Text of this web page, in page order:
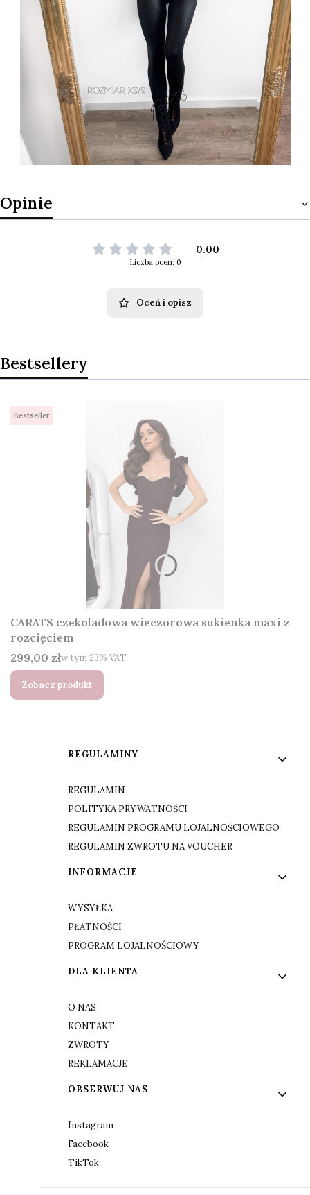
Opinie
0.00
Liczba ocen: 0
Oceń i opisz
Bestsellery
Bestseller
CARATS czekoladowa wieczorowa sukienka maxi z
rozcięciem
Cena brutto
299,00 złw tym %s VAT
w tym 23% VAT
Zobacz produkt
Linki w stopce
REGULAMINY
REGULAMIN
POLITYKA PRYWATNOŚCI
REGULAMIN PROGRAMU LOJALNOŚCIOWEGO
REGULAMIN ZWROTU NA VOUCHER
INFORMACJE
WYSYŁKA
PŁATNOŚCI
PROGRAM LOJALNOŚCIOWY
DLA KLIENTA
O NAS
KONTAKT
ZWROTY
REKLAMACJE
OBSERWUJ NAS
Instagram
Facebook
TikTok